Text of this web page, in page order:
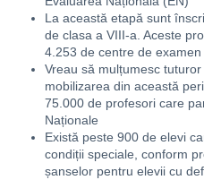
La această etapă sunt
de clasa a VIII-a. Aceste
4.253 de centre de examen
Vreau să mulțumesc
mobilizarea din această
75.000 de profesori care
Naționale
Există peste 900 de elevi
condiții speciale, conform
șanselor pentru elevii cu